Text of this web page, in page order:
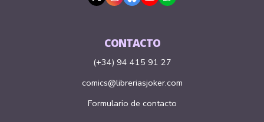
CONTACTO
(+34) 94 415 91 27
comics@libreriasjoker.com
Formulario de contacto